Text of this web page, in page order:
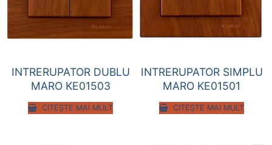
INTRERUPATOR DUBLU
MARO KE01503
CITEȘTE MAI MULT
INTRERUPATOR SIMPLU
MARO KE01501
CITEȘTE MAI MULT